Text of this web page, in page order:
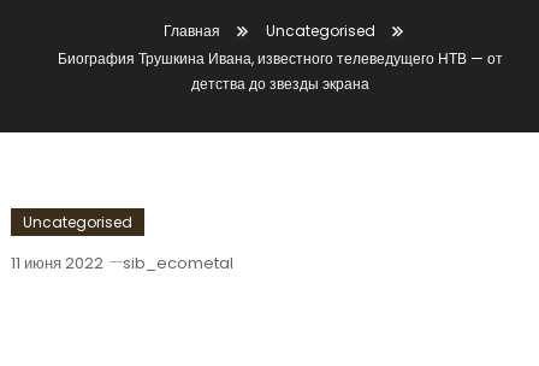
Главная
Uncategorised
Биография Трушкина Ивана, известного телеведущего НТВ — от
детства до звезды экрана
Uncategorised
11 июня 2022 sib_ecometal